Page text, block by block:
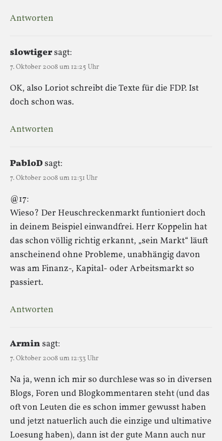
Antworten
slowtigersagt:
7. Oktober 2008 um 12:25 Uhr
OK, also Loriot schreibt die Texte für die FDP. Ist
doch schon was.
Antworten
PabloDsagt:
7. Oktober 2008 um 12:31 Uhr
@17:
Wieso? Der Heuschreckenmarkt funtioniert doch
in deinem Beispiel einwandfrei. Herr Koppelin hat
das schon völlig richtig erkannt, „sein Markt“ läuft
anscheinend ohne Probleme, unabhängig davon
was am Finanz-, Kapital- oder Arbeitsmarkt so
passiert.
Antworten
Arminsagt:
7. Oktober 2008 um 12:33 Uhr
Na ja, wenn ich mir so durchlese was so in diversen
Blogs, Foren und Blogkommentaren steht (und das
oft von Leuten die es schon immer gewusst haben
und jetzt natuerlich auch die einzige und ultimative
Loesung haben), dann ist der gute Mann auch nur